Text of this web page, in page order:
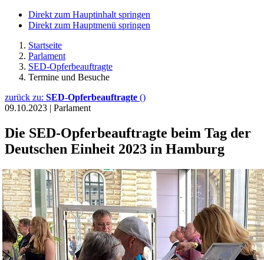
Direkt zum Hauptinhalt springen
Direkt zum Hauptmenü springen
Startseite
Parlament
SED-Opferbeauftragte
Termine und Besuche
zurück zu: SED-Opferbeauftragte ()
09.10.2023 | Parlament
Die SED-Opferbeauftragte beim Tag der
Deutschen Einheit 2023 in Hamburg